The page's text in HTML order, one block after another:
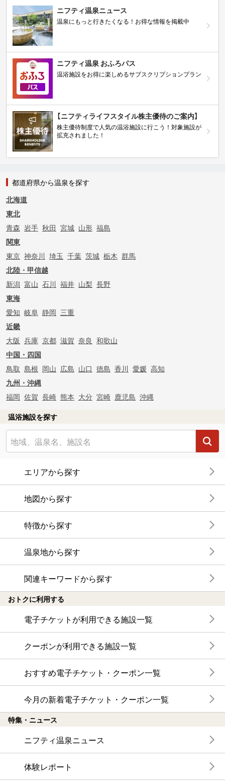
ニフティ温泉ニュース
温泉にもっと行きたくなる！お得な情報を掲載中
ニフティ温泉 おふろパス
温浴施設をお得に楽しめるサブスクリプションプラン
【ニフティライフスタイル株主優待のご案内】
株主優待制度で人気の温浴施設に行こう！対象施設が
拡充されました！
都道府県から温泉を探す
北海道
東北
青森 岩手 秋田 宮城 山形 福島
関東
東京 神奈川 埼玉 千葉 茨城 栃木 群馬
北陸・甲信越
新潟 富山 石川 福井 山梨 長野
東海
愛知 岐阜 静岡 三重
近畿
大阪 兵庫 京都 滋賀 奈良 和歌山
中国・四国
鳥取 島根 岡山 広島 山口 徳島 香川 愛媛 高知
九州・沖縄
福岡 佐賀 長崎 熊本 大分 宮崎 鹿児島 沖縄
温浴施設を探す
エリアから探す
地図から探す
特徴から探す
温泉地から探す
関連キーワードから探す
おトクに利用する
電子チケットが利用できる施設一覧
クーポンが利用できる施設一覧
おすすめ電子チケット・クーポン一覧
今月の新着電子チケット・クーポン一覧
特集・ニュース
ニフティ温泉ニュース
体験レポート